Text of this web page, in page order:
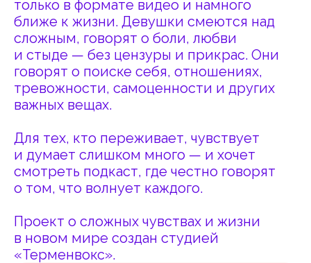
Для тех, кто переживает, чувствует
и думает слишком много — и хочет
смотреть подкаст, где честно говорят
о том, что волнует каждого.
Проект о сложных чувствах и жизни
в новом мире создан студией
«Терменвокс».
Реклама
Коллаборации
collab@terminvox.ru
Любые другие вопросы